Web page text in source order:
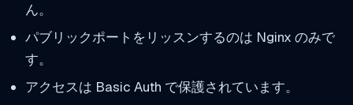
ん。
パブリックポートをリッスンするのは Nginx のみで
す。
アクセスは Basic Auth で保護されています。